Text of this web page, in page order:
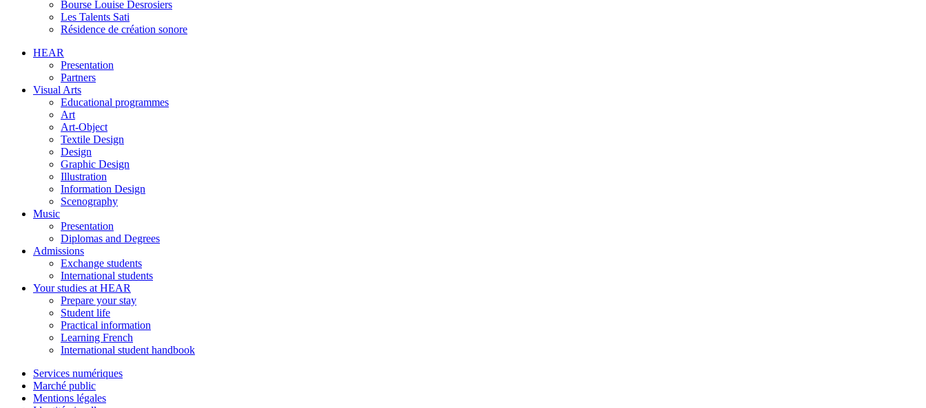
Bourse Louise Desrosiers
Les Talents Sati
Résidence de création sonore
HEAR
Presentation
Partners
Visual Arts
Educational programmes
Art
Art-Object
Textile Design
Design
Graphic Design
Illustration
Information Design
Scenography
Music
Presentation
Diplomas and Degrees
Admissions
Exchange students
International students
Your studies at HEAR
Prepare your stay
Student life
Practical information
Learning French
International student handbook
Services numériques
Marché public
Mentions légales